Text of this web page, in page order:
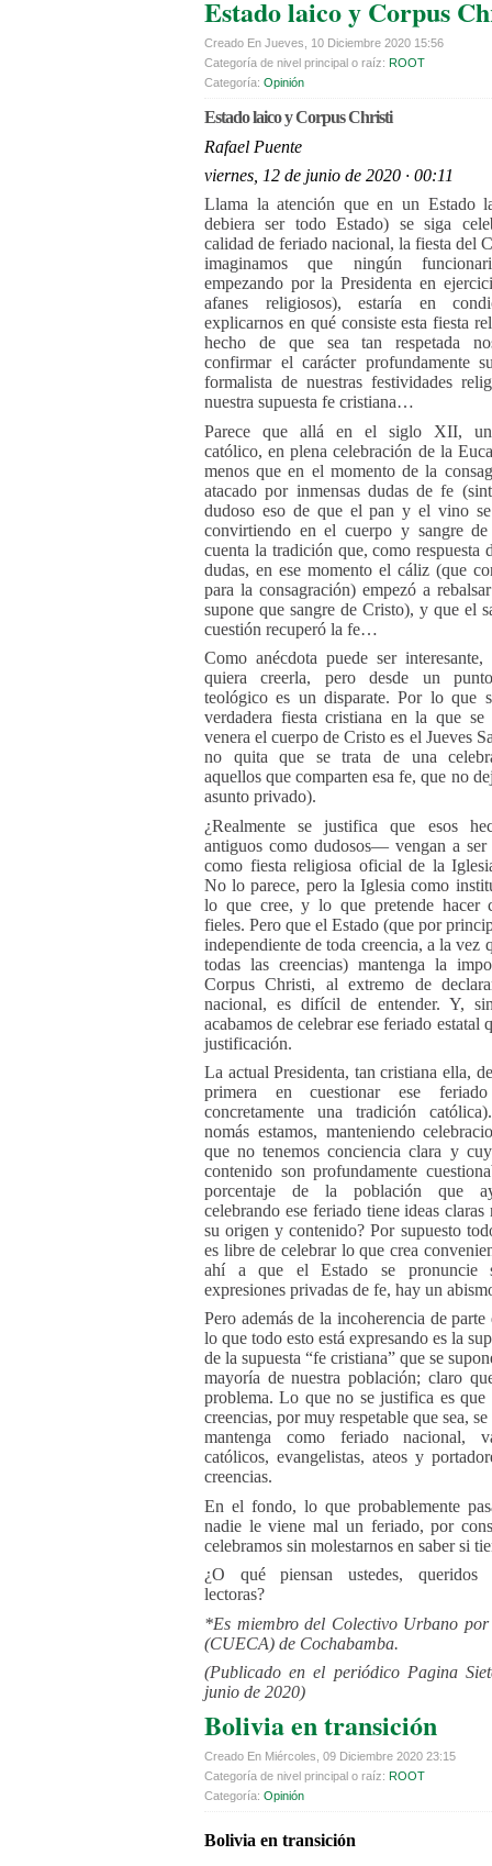
Estado laico y Corpus
Creado En Jueves, 10 Diciembre 2020 15:56
Categoría de nivel principal o raíz: ROOT
Categoría: Opinión
Estado laico y Corpus Christi
Rafael Puente
viernes, 12 de junio de 2020 · 00:11
Llama la atención que en un Estado
debiera ser todo Estado) se siga
calidad de feriado nacional, la fiesta del
imaginamos que ningún
empezando por la Presidenta en
afanes religiosos), estaría en
explicarnos en qué consiste esta fiesta
hecho de que sea tan respetada
confirmar el carácter profundamente
formalista de nuestras festividades
nuestra supuesta fe cristiana…
Parece que allá en el siglo XII, un
católico, en plena celebración de la
menos que en el momento de la
atacado por inmensas dudas de fe
dudoso eso de que el pan y el vino se
convirtiendo en el cuerpo y sangre
cuenta la tradición que, como respuesta
dudas, en ese momento el cáliz (que
para la consagración) empezó a
supone que sangre de Cristo), y que el
cuestión recuperó la fe…
Como anécdota puede ser interesante,
quiera creerla, pero desde un
teológico es un disparate. Por lo que
verdadera fiesta cristiana en la que se
venera el cuerpo de Cristo es el Jueves
no quita que se trata de una
aquellos que comparten esa fe, que no
asunto privado).
¿Realmente se justifica que esos
antiguos como dudosos— vengan a ser
como fiesta religiosa oficial de la
No lo parece, pero la Iglesia como
lo que cree, y lo que pretende hacer
fieles. Pero que el Estado (que por
independiente de toda creencia, a la vez
todas las creencias) mantenga la
Corpus Christi, al extremo de
nacional, es difícil de entender. Y,
acabamos de celebrar ese feriado estatal
justificación.
La actual Presidenta, tan cristiana ella,
primera en cuestionar ese
concretamente una tradición
nomás estamos, manteniendo
que no tenemos conciencia clara y
contenido son profundamente
porcentaje de la población que
celebrando ese feriado tiene ideas claras
su origen y contenido? Por supuesto
es libre de celebrar lo que crea
ahí a que el Estado se pronuncie
expresiones privadas de fe, hay un
Pero además de la incoherencia de parte
lo que todo esto está expresando es la
de la supuesta “fe cristiana” que se
mayoría de nuestra población; claro
problema. Lo que no se justifica es que
creencias, por muy respetable que sea,
mantenga como feriado nacional,
católicos, evangelistas, ateos y
creencias.
En el fondo, lo que probablemente
nadie le viene mal un feriado, por
celebramos sin molestarnos en saber si
¿O qué piensan ustedes, queridos
lectoras?
*Es miembro del Colectivo Urbano
(CUECA) de Cochabamba.
(Publicado en el periódico Pagina
junio de 2020)
Bolivia en transición
Creado En Miércoles, 09 Diciembre 2020 23:15
Categoría de nivel principal o raíz: ROOT
Categoría: Opinión
Bolivia en transición